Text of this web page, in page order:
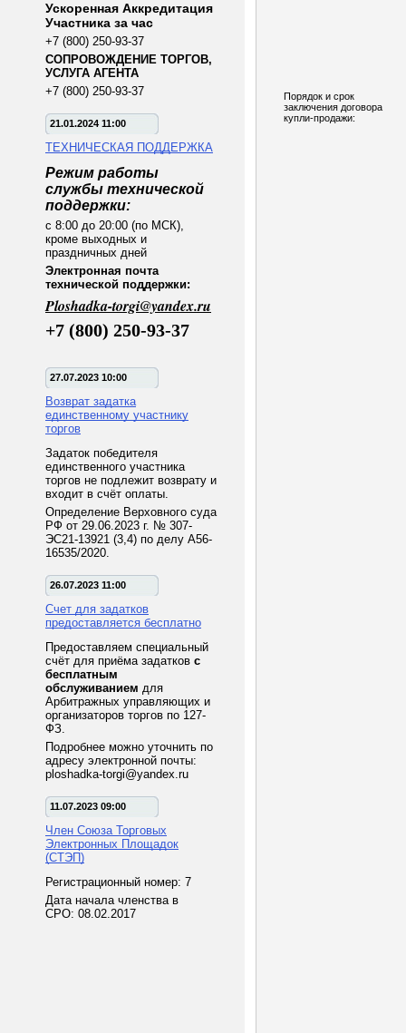
Ускоренная Аккредитация
Участника за час
+7 (800) 250-93-37
СОПРОВОЖДЕНИЕ ТОРГОВ,
УСЛУГА АГЕНТА
+7 (800) 250-93-37
21.01.2024 11:00
ТЕХНИЧЕСКАЯ ПОДДЕРЖКА
Режим работы
службы технической
поддержки:
с 8:00 до 20:00 (по МСК),
кроме выходных и
праздничных дней
Электронная почта
технической поддержки:
Ploshadka-torgi@yandex.ru
+7 (800) 250-93-37
27.07.2023 10:00
Возврат задатка
единственному участнику
торгов
Задаток победителя
единственного участника
торгов не подлежит возврату и
входит в счёт оплаты.
Определение Верховного суда
РФ от 29.06.2023 г. № 307-
ЭС21-13921 (3,4) по делу А56-
16535/2020.
26.07.2023 11:00
Счет для задатков
предоставляется бесплатно
Предоставляем специальный
счёт для приёма задатков с
бесплатным
обслуживанием для
Арбитражных управляющих и
организаторов торгов по 127-
ФЗ.
Подробнее можно уточнить по
адресу электронной почты:
ploshadka-torgi@yandex.ru
11.07.2023 09:00
Член Союза Торговых
Электронных Площадок
(СТЭП)
Регистрационный номер: 7
Дата начала членства в
СРО: 08.02.2017
Порядок и срок
заключения договора
купли-продажи: